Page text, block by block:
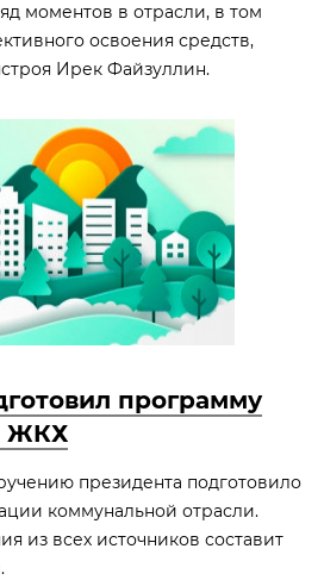
моментов в отрасли, в том
освоения средств,
Ирек Файзуллин.
программу
ЖКХ
президента подготовило
коммунальной отрасли.
из всех источников составит